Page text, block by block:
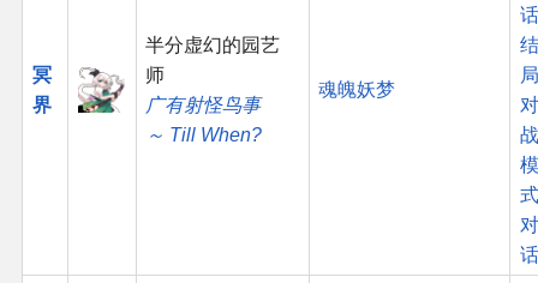
冥
界
半分虚幻的园艺
师
广有射怪鸟事
～ Till When?
魂魄妖梦
结
局
对
战
模
式
对
话